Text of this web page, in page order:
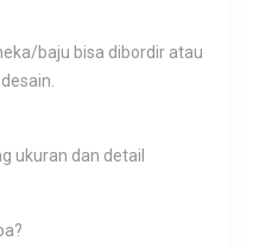
baju bisa dibordir atau
ukuran dan detail